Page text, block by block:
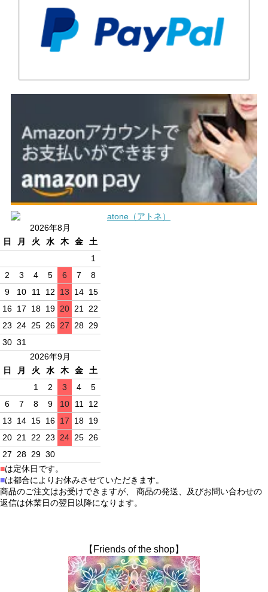
2026年8月
日
月 火 水 木 金
土
1
2
3 4 5 6 7
8
9
10 11 12 13 14 15
16 17 18 19 20 21 22
23 24 25 26 27 28 29
30 31
2026年9月
日
月 火 水 木 金
土
1
2 3 4
5
6
7 8 9 10 11 12
13
14 15 16 17 18 19
20 21 22 23 24 25 26
27 28 29 30
■は定休日です。
■は都合によりお休みさせていただきます。
商品のご注文はお受けできますが、 商品の発送、及びお問い合わせの
返信は休業日の翌日以降になります。
【Friends of the shop】